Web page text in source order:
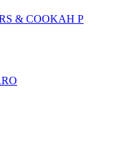
& COOKAH P